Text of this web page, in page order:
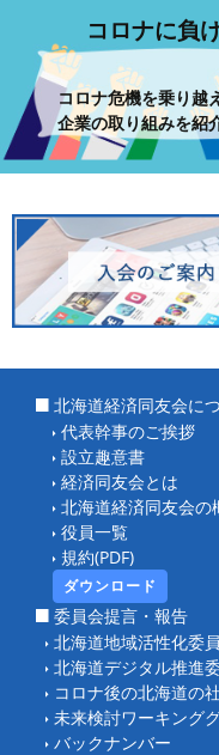
コロナに負
コロナ危機を乗り越
企業の取り組みを紹
北海道経済同友会に
代表幹事のご挨拶
設立趣意書
経済同友会とは
北海道経済同友会の
役員一覧
規約(PDF)
ダウンロード
委員会提言・報告
北海道地域活性化委
北海道デジタル推進
コロナ後の北海道の
未来検討ワーキング
バックナンバー